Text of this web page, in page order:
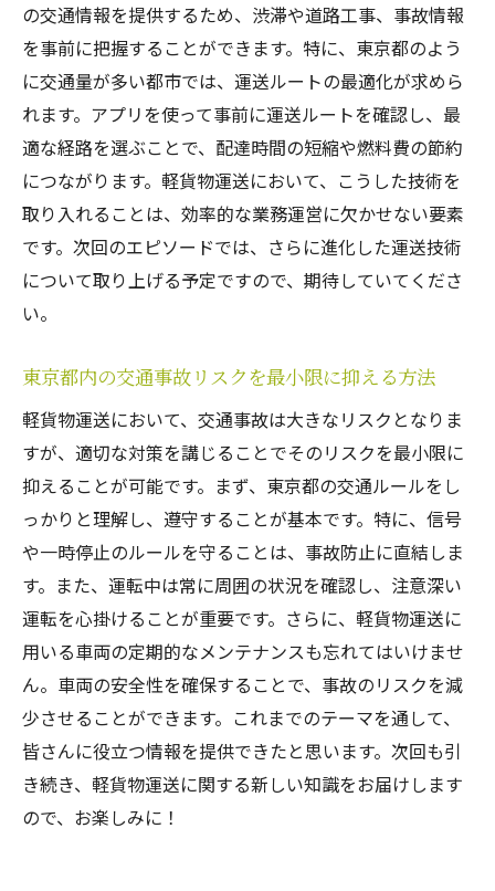
持続可能な運送業務の実現方法
トラブルを防ぐための軽貨物運送の管理方法と
メンテナンス
定期点検とメンテナンスの重要性
運送中のトラブル対策と対応方法
事故防止のための運転教育
労働環境の改善とスタッフの健康管理
運送車両の適切な管理方法
の交通情報を提供するため、渋滞や道路工事、事故情報
を事前に把握することができます。特に、東京都のよう
に交通量が多い都市では、運送ルートの最適化が求めら
れます。アプリを使って事前に運送ルートを確認し、最
適な経路を選ぶことで、配達時間の短縮や燃料費の節約
につながります。軽貨物運送において、こうした技術を
取り入れることは、効率的な業務運営に欠かせない要素
です。次回のエピソードでは、さらに進化した運送技術
について取り上げる予定ですので、期待していてくださ
い。
東京都内の交通事故リスクを最小限に抑える方法
軽貨物運送において、交通事故は大きなリスクとなりま
すが、適切な対策を講じることでそのリスクを最小限に
抑えることが可能です。まず、東京都の交通ルールをし
っかりと理解し、遵守することが基本です。特に、信号
や一時停止のルールを守ることは、事故防止に直結しま
す。また、運転中は常に周囲の状況を確認し、注意深い
運転を心掛けることが重要です。さらに、軽貨物運送に
用いる車両の定期的なメンテナンスも忘れてはいけませ
ん。車両の安全性を確保することで、事故のリスクを減
少させることができます。これまでのテーマを通して、
皆さんに役立つ情報を提供できたと思います。次回も引
き続き、軽貨物運送に関する新しい知識をお届けします
ので、お楽しみに！